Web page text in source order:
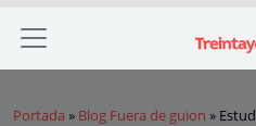
Portada » Blog Fuera de guion »